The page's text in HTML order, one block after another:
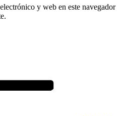
y web en este navegador